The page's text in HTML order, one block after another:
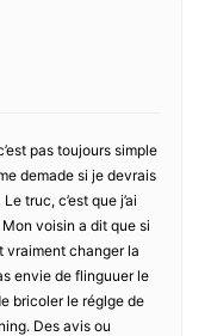
pas toujours simple
demade si je devrais
truc, c’est que j’ai
voisin a dit que si
vraiment changer la
envie de flinguuer le
bricoler le réglge de
Des avis ou